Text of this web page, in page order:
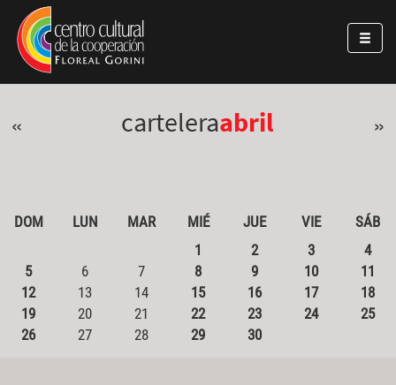
Pasar al contenido principal
Jump to main content
« carteleraabril »
DOM LUN MAR MIÉ JUE VIE
SÁB
1
2 3
4
5
6 7 8 9 10
11
12
13 14 15 16 17
18
19
20 21 22 23 24
25
26
27 28 29 30